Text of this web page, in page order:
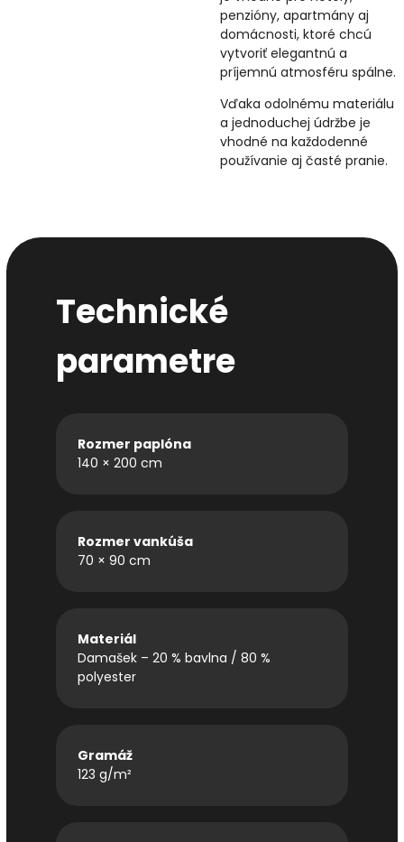
penzióny, apartmány aj
domácnosti, ktoré chcú
vytvoriť elegantnú a
príjemnú atmosféru spálne.
Vďaka odolnému materiálu
a jednoduchej údržbe je
vhodné na každodenné
používanie aj časté pranie.
Technické
parametre
Rozmer paplóna
140 × 200 cm
Rozmer vankúša
70 × 90 cm
Materiál
Damašek – 20 % bavlna / 80 %
polyester
Gramáž
123 g/m²